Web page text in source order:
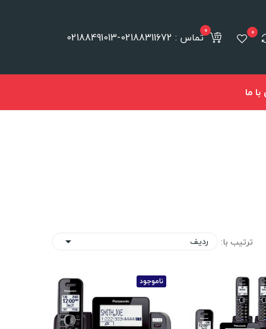
0 تماس : 02188311672-021884910130
ما
ترتیب با: ردیف 
ناموجود